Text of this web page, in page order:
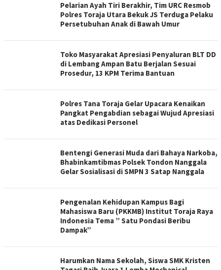
Pelarian Ayah Tiri Berakhir, Tim URC Resmob
Polres Toraja Utara Bekuk JS Terduga Pelaku
Persetubuhan Anak di Bawah Umur
Toko Masyarakat Apresiasi Penyaluran BLT DD
di Lembang Ampan Batu Berjalan Sesuai
Prosedur, 13 KPM Terima Bantuan
Polres Tana Toraja Gelar Upacara Kenaikan
Pangkat Pengabdian sebagai Wujud Apresiasi
atas Dedikasi Personel
Bentengi Generasi Muda dari Bahaya Narkoba,
Bhabinkamtibmas Polsek Tondon Nanggala
Gelar Sosialisasi di SMPN 3 Satap Nanggala
Pengenalan Kehidupan Kampus Bagi
Mahasiswa Baru (PKKMB) Institut Toraja Raya
Indonesia Tema ” Satu Pondasi Beribu
Dampak”
Harumkan Nama Sekolah, Siswa SMK Kristen